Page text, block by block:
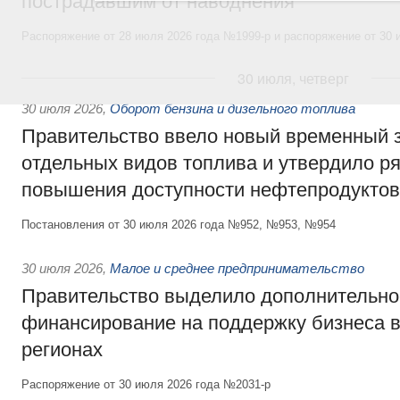
30 июля 2026, Оборот бензина и дизельного топлива
Правительство ввело новый временный
отдельных видов топлива и утвердило
повышения доступности нефтепродуктов
Постановления от 30 июля 2026 года №952, №953, №954
30 июля 2026, Малое и среднее предпринимательство
Правительство выделило
финансирование на поддержку бизнеса
регионах
Распоряжение от 30 июля 2026 года №2031-р